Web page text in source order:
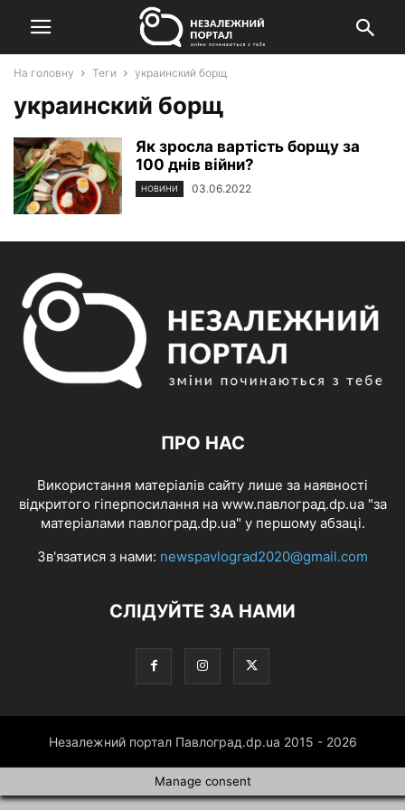
На головну Теги украинский борщ
украинский борщ
Як зросла вартість борщу за
100 днів війни?
НОВИНИ 03.06.2022
ПРО НАС
Використання матеріалів сайту лише за наявності
відкритого гіперпосилання на www.павлоград.dp.ua "за
матеріалами павлоград.dp.ua" у першому абзаці.
Зв'язатися з нами: newspavlograd2020@gmail.com
СЛІДУЙТЕ ЗА НАМИ
Незалежний портал Павлоград.dp.ua 2015 - 2026
Manage consent